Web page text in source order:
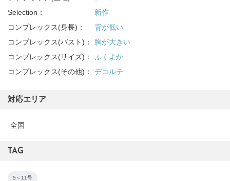
Selection：
新作
コンプレックス(身長)：
背が低い
コンプレックス(バスト)：
胸が大きい
コンプレックス(サイズ)：
ふくよか
コンプレックス(その他)：
デコルテ
対応エリア
全国
TAG
5～11号